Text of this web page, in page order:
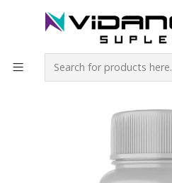
Productos Vidanova®
Magnesio Complex Cápsulas